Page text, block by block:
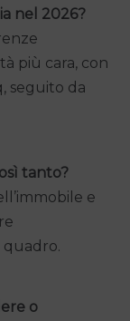
nel 2026?
più cara, con
seguito da
tanto?
e
quadro.
o